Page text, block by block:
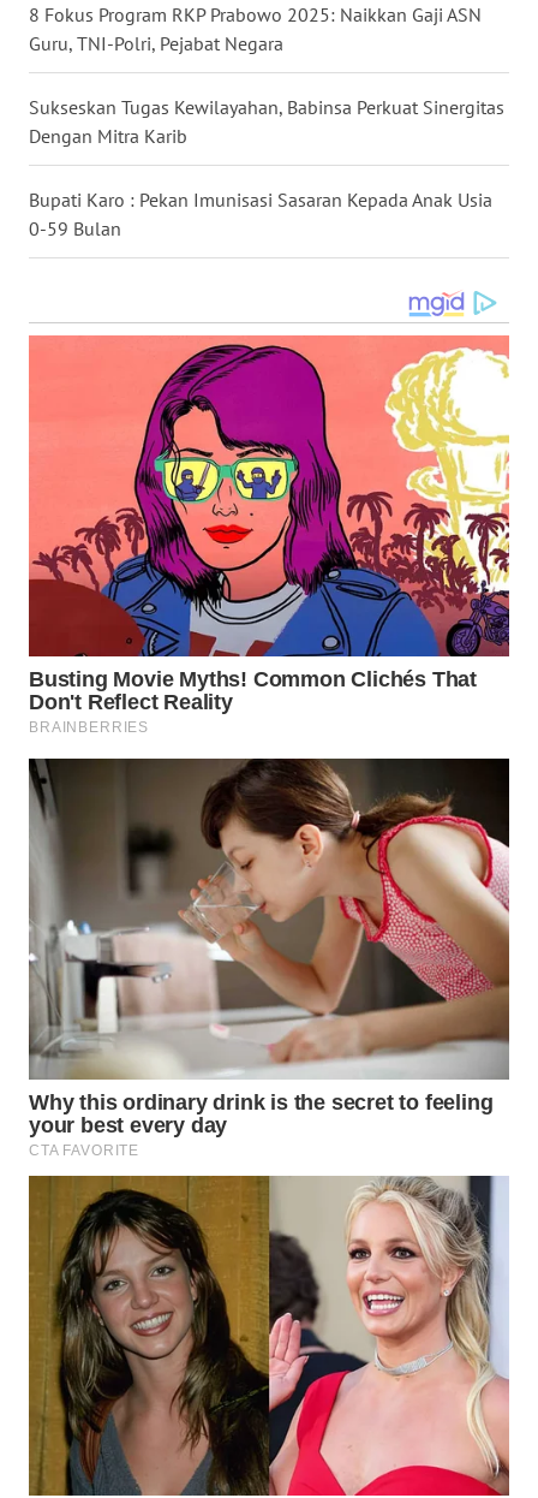
8 Fokus Program RKP Prabowo 2025: Naikkan Gaji ASN
Guru, TNI-Polri, Pejabat Negara
Sukseskan Tugas Kewilayahan, Babinsa Perkuat Sinergitas
Dengan Mitra Karib
Bupati Karo : Pekan Imunisasi Sasaran Kepada Anak Usia
0-59 Bulan
WN
MALUKU
WN
MALUT
WN
DANAU
LANGKAT
SELATAN
WN
WN
SIMALUNGUN
WN
LABUHANBATU
WN
TAPANULI
TENGAH
WN DELI
SERDANG
WN
TEBING
TINGGI
WN
PAKPAK